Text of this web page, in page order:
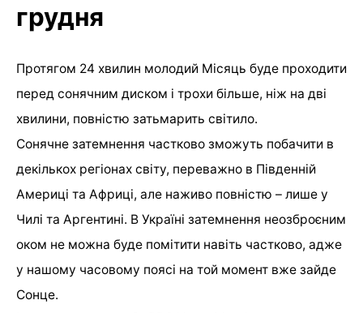
грудня
Протягом 24 хвилин молодий Місяць буде проходити
перед сонячним диском і трохи більше, ніж на дві
хвилини, повністю затьмарить світило.
Сонячне затемнення частково зможуть побачити в
декількох регіонах світу, переважно в Південній
Америці та Африці, але наживо повністю – лише у
Чилі та Аргентині. В Україні затемнення неозброєним
оком не можна буде помітити навіть частково, адже
у нашому часовому поясі на той момент вже зайде
Сонце.